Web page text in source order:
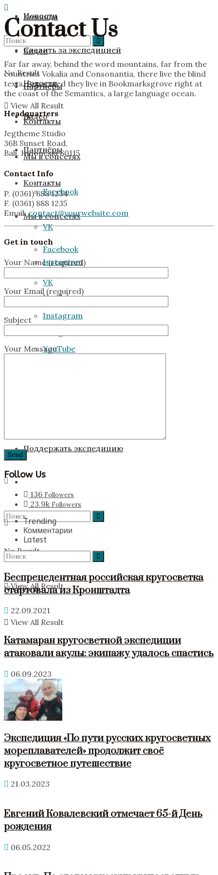
Новости
Видео
Партнёры
Контакты
Мы в соцсетях
Facebook
VK
Instagram
YouTube
No Result
View All Result
Команда
Следить за экспедицией
Новости
Видео
Партнёры
Контакты
Мы в соцсетях
Facebook
VK
Instagram
YouTube
Поддержать экспедицию
No Result
View All Result
No Result
View All Result
Contact Us
Far far away, behind the word mountains, far from the
countries Vokalia and Consonantia, there live the blind
texts. Separated they live in Bookmarksgrove right at
the coast of the Semantics, a large language ocean.
Headquarters
Jegtheme Studio
36B Sunset Road,
Bali, Indonesia 80115
Contact Info
P. (0361) 888 1234
F. (0361) 888 1235
Email:contact@yourwebsite.com
Get in touch
Your Name (required)
Your Email (required)
Subject
Your Message
Follow Us
136 Followers
23.9k Followers
Trending
Комментарии
Latest
Беспрецедентная российская кругосветка
стартовала из Кронштадта
22.09.2021
Катамаран кругосветной экспедиции
атаковали акулы: экипажу удалось спастись
06.09.2023
Экспедиция «По пути русских кругосветных
мореплавателей» продолжит своё
кругосветное путешествие
21.03.2023
Евгений Ковалевский отмечает 65-й День
рождения
06.05.2022